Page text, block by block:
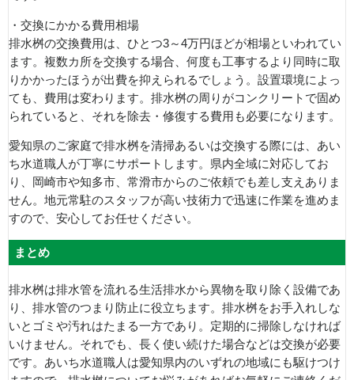
・交換にかかる費用相場
排水桝の交換費用は、ひとつ3～4万円ほどが相場といわれてい
ます。複数カ所を交換する場合、何度も工事するより同時に取
りかかったほうが出費を抑えられるでしょう。設置環境によっ
ても、費用は変わります。排水桝の周りがコンクリートで固め
られていると、それを除去・修復する費用も必要になります。
愛知県のご家庭で排水桝を清掃あるいは交換する際には、あい
ち水道職人が丁寧にサポートします。県内全域に対応してお
り、岡崎市や知多市、常滑市からのご依頼でも差し支えありま
せん。地元常駐のスタッフが高い技術力で迅速に作業を進めま
すので、安心してお任せください。
まとめ
排水桝は排水管を流れる生活排水から異物を取り除く設備であ
り、排水管のつまり防止に役立ちます。排水桝をお手入れしな
いとゴミや汚れはたまる一方であり。定期的に掃除しなければ
いけません。それでも、長く使い続けた場合などは交換が必要
です。あいち水道職人は愛知県内のいずれの地域にも駆けつけ